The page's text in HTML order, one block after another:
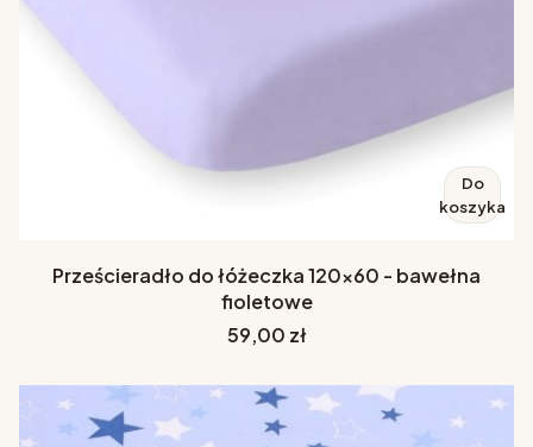
Do
koszyka
Prześcieradło do łóżeczka 120x60 - bawełna
fioletowe
Cena
59,00 zł